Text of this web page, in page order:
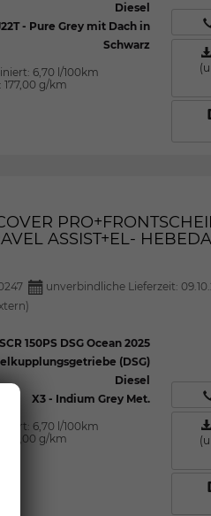
Diesel
- Pure Grey mit Dach in
Schwarz
6,70 l/100km
177,00 g/km
ASSIST+EL-
unverbindliche Lieferzeit:
150PS DSG Ocean 2025
(DSG)
Diesel
X3 - Indium Grey Met.
6,70 l/100km
177,00 g/km